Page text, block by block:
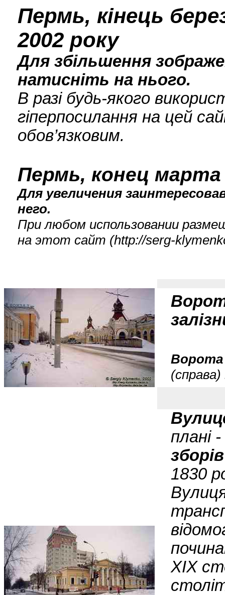
Пермь, кінець
2002 року
Для збільшення
натисніть на нього.
В разі будь-якого
гіперпосилання на цей
обов’язковим.
Пермь, конец марта
Для увеличения
него.
При любом использовании
на этот сайт (http://serg-
Ворота
(справа)
плані -
1830
XIX